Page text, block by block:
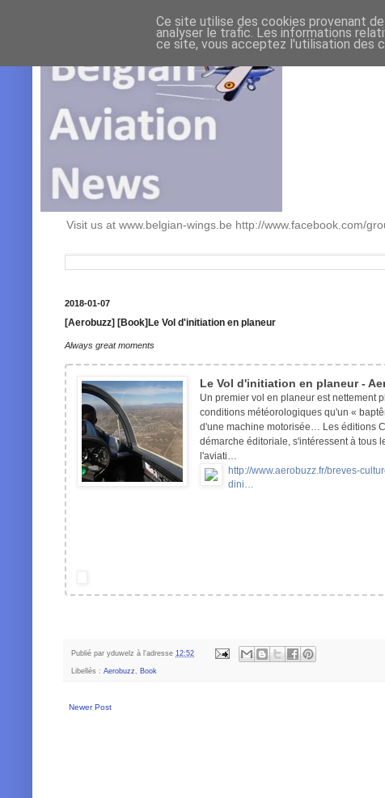
Visit us at www.belgian-wings.be http://www.facebook.com/
2018-01-07
[Aerobuzz] [Book]Le Vol d'initiation en planeur
Always great moments
Le Vol d'initiation en planeur -
Un premier vol en planeur est nettement
conditions météorologiques qu'un «
d'une machine motorisée… Les éditions
démarche éditoriale, s'intéressent à tous
l'aviati…
http://www.aerobuzz.fr/breves-
dini…
Publié par yduwelz à l'adresse 12:52
Libellés : Aerobuzz, Book
Newer Post
Ce site utilise des cookies provenant
analyser le trafic. Les informations
ce site, vous acceptez l'utilisation des